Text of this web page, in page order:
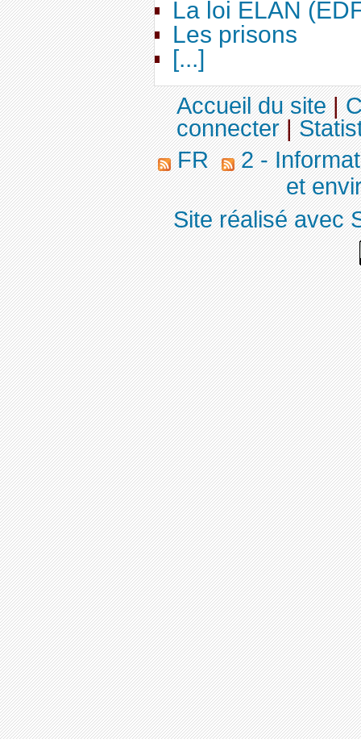
La loi ELAN
Les prisons
[...]
Accueil du site|
connecter|
FR
2 -
et
Site réalisé avec